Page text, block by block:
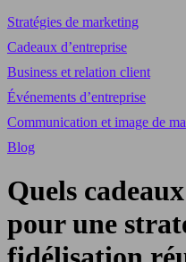
Stratégies de marketing
Cadeaux d’entreprise
Business et relation client
Événements d’entreprise
Communication et image de
Blog
Quels
pour une